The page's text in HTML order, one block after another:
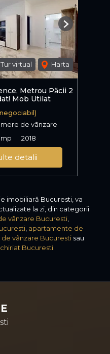
Tur virtual Harta
Next
Metrou Păcii 2
Mob Utilat
de vânzare
2018
detalii
imobiliară Bucuresti, va
la zi, din categorii
vânzare Bucuresti
apartamente de
de vânzare Bucurestisau
Bucuresti